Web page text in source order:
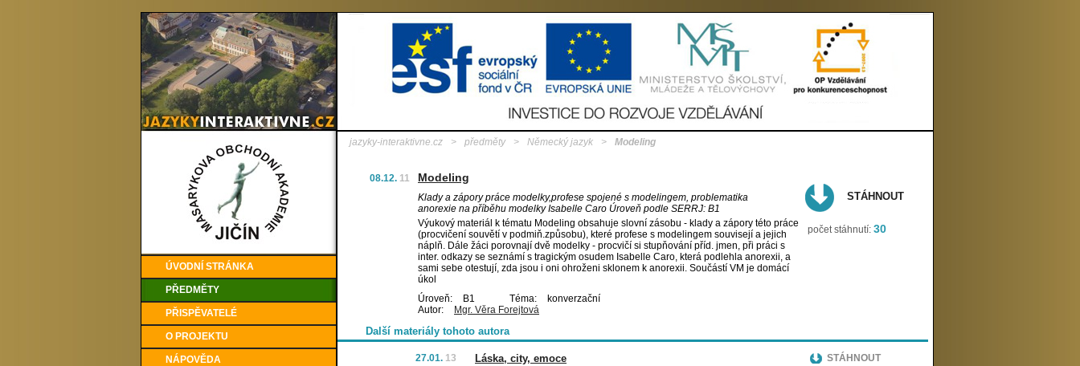
ÚVODNÍ STRÁNKA
PŘEDMĚTY
PŘISPĚVATELÉ
O PROJEKTU
NÁPOVĚDA
jazyky-interaktivne.cz > předměty > Německý jazyk > Modeling
08.12. 11 Modeling
Klady a zápory práce modelky,profese spojené s modelingem, problematika
anorexie na příběhu modelky Isabelle Caro Úroveň podle SERRJ: B1
Výukový materiál k tématu Modeling obsahuje slovní zásobu - klady a zápory této práce
(procvičení souvětí v podmiň.způsobu), které profese s modelingem souvisejí a jejich
náplň. Dále žáci porovnají dvě modelky - procvičí si stupňování příd. jmen, při práci s
inter. odkazy se seznámí s tragickým osudem Isabelle Caro, která podlehla anorexii, a
sami sebe otestují, zda jsou i oni ohroženi sklonem k anorexii. Součástí VM je domácí
úkol
Úroveň:
B1 Téma:
konverzační
Autor:
Mgr. Věra Forejtová
STÁHNOUT
počet stáhnutí: 30
Další materiály tohoto autora
27.01. 13 Láska, city, emoce
STÁHNOUT